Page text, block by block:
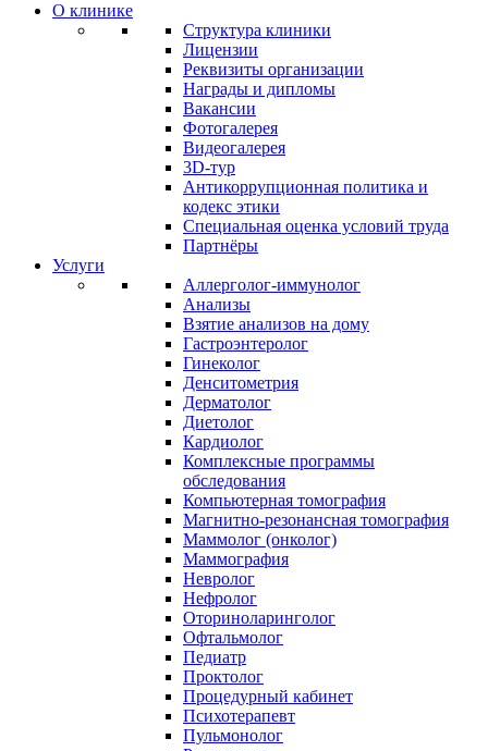
О клинике
Структура клиники
Лицензии
Реквизиты организации
Награды и дипломы
Вакансии
Фотогалерея
Видеогалерея
3D-тур
Антикоррупционная политика и
кодекс этики
Специальная оценка условий труда
Партнёры
Услуги
Аллерголог-иммунолог
Анализы
Взятие анализов на дому
Гастроэнтеролог
Гинеколог
Денситометрия
Дерматолог
Диетолог
Кардиолог
Комплексные программы
обследования
Компьютерная томография
Магнитно-резонансная томография
Маммолог (онколог)
Маммография
Невролог
Нефролог
Оториноларинголог
Офтальмолог
Педиатр
Проктолог
Процедурный кабинет
Психотерапевт
Пульмонолог